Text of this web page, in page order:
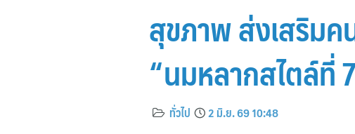
สุขภาพ ส่งเสริมค
“นมหลากสไตล์ที่
ทั่วไป 2 มิ.ย. 69 10:48